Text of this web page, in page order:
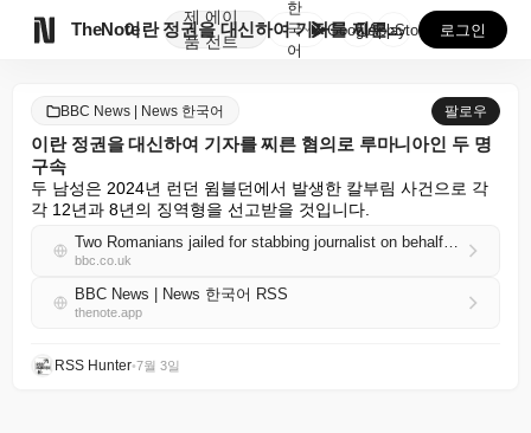
TheNote
제
품
에이
전트
이란 정권을 대신하여 기자를 찌른 혐의로 루마니아인 두...
한
국
어
GooglePlay
AppStore 로그인
BBC News | News 한국어 팔로우
이란 정권을 대신하여 기자를 찌른 혐의로 루마니아인 두 명
구속
두 남성은 2024년 런던 윔블던에서 발생한 칼부림 사건으로 각
각 12년과 8년의 징역형을 선고받을 것입니다.
Two Romanians jailed for stabbing journalist on behalf of Iran regime
bbc.co.uk
BBC News | News 한국어 RSS
thenote.app
RSS Hunter•7월 3일